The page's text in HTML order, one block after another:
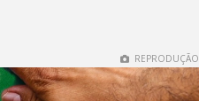
REPRODUÇÃO